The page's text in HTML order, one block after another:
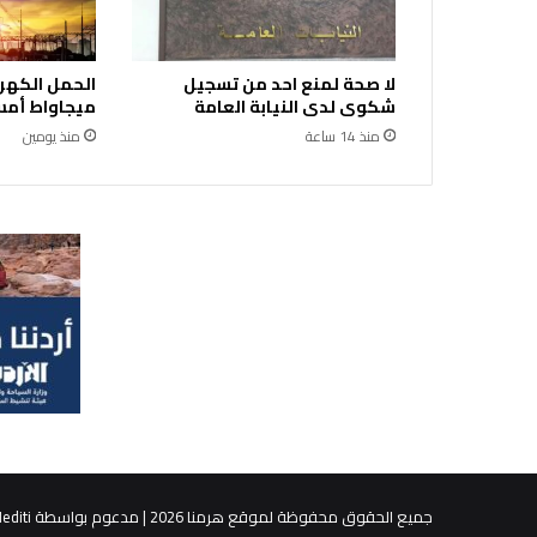
ي
F
E
B
C
ي
ت
ل
لا صحة لمنع احد من تسجيل
شكوى لدى النيابة العامة
منذ 14 ساعة
ميجاواط
منذ يومين
جميع الحقوق محفوظة لموقع هرمنا 2026 | مدعوم بواسطة